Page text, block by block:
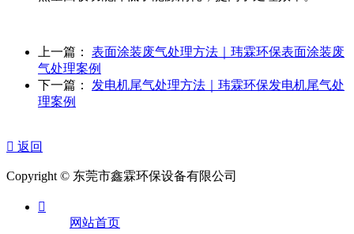
上一篇： 表面涂装废气处理方法｜玮霖环保表面涂装废
气处理案例
下一篇： 发电机尾气处理方法｜玮霖环保发电机尾气处
理案例
 返回
Copyright © 东莞市鑫霖环保设备有限公司

网站首页